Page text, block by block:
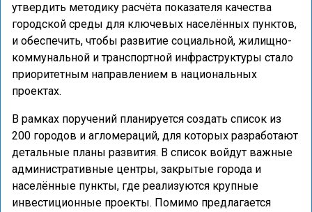
утвердить методику расчёта показателя качества
городской среды для ключевых населённых пунктов,
и обеспечить, чтобы развитие социальной, жилищно-
коммунальной и транспортной инфраструктуры стало
приоритетным направлением в национальных
проектах.
В рамках поручений планируется создать список из
200 городов и агломераций, для которых разработают
детальные планы развития. В список войдут важные
административные центры, закрытые города и
населённые пункты, где реализуются крупные
инвестиционные проекты. Помимо предлагается